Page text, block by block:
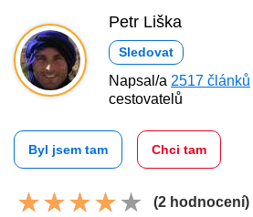
Petr Liška
Sledovat
Napsal/a 2517 článků
cestovatelů
Byl jsem tam Chci tam
(2 hodnocení)